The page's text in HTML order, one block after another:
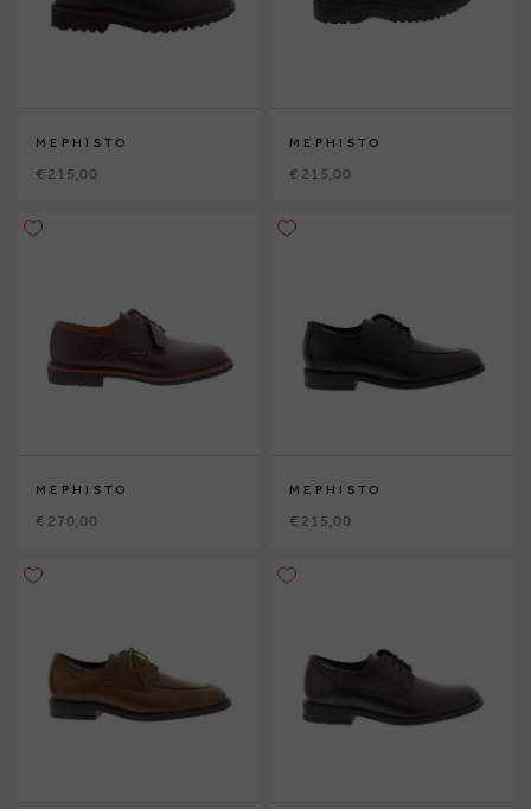
MEPHISTO
€ 215,00
MEPHISTO
€ 215,00
MEPHISTO
€ 270,00
MEPHISTO
€ 215,00